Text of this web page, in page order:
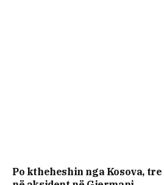
Po ktheheshin nga Kosova,